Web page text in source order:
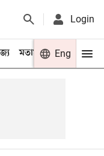
Login
মতামত খেলা
Eng